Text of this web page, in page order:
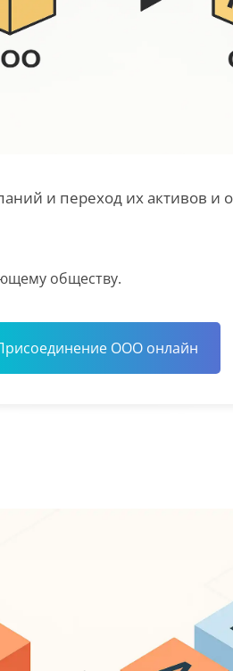
и переход их активов и
обществу.
ООО онлайн